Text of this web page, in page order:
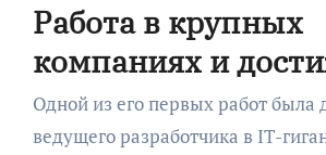
Работа в крупных
компаниях и
Одной из его первых работ была
ведущего разработчика в IT-